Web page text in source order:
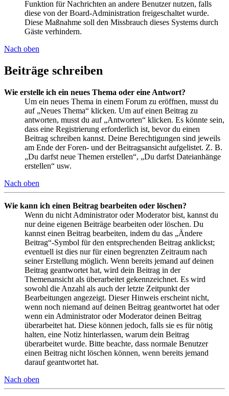
Funktion für Nachrichten an andere Benutzer nutzen, falls
diese von der Board-Administration freigeschaltet wurde.
Diese Maßnahme soll den Missbrauch dieses Systems durch
Gäste verhindern.
Nach oben
Beiträge schreiben
Wie erstelle ich ein neues Thema oder eine Antwort?
Um ein neues Thema in einem Forum zu eröffnen, musst du
auf „Neues Thema“ klicken. Um auf einen Beitrag zu
antworten, musst du auf „Antworten“ klicken. Es könnte sein,
dass eine Registrierung erforderlich ist, bevor du einen
Beitrag schreiben kannst. Deine Berechtigungen sind jeweils
am Ende der Foren- und der Beitragsansicht aufgelistet. Z. B.
„Du darfst neue Themen erstellen“, „Du darfst Dateianhänge
erstellen“ usw.
Nach oben
Wie kann ich einen Beitrag bearbeiten oder löschen?
Wenn du nicht Administrator oder Moderator bist, kannst du
nur deine eigenen Beiträge bearbeiten oder löschen. Du
kannst einen Beitrag bearbeiten, indem du das „Ändere
Beitrag“-Symbol für den entsprechenden Beitrag anklickst;
eventuell ist dies nur für einen begrenzten Zeitraum nach
seiner Erstellung möglich. Wenn bereits jemand auf deinen
Beitrag geantwortet hat, wird dein Beitrag in der
Themenansicht als überarbeitet gekennzeichnet. Es wird
sowohl die Anzahl als auch der letzte Zeitpunkt der
Bearbeitungen angezeigt. Dieser Hinweis erscheint nicht,
wenn noch niemand auf deinen Beitrag geantwortet hat oder
wenn ein Administrator oder Moderator deinen Beitrag
überarbeitet hat. Diese können jedoch, falls sie es für nötig
halten, eine Notiz hinterlassen, warum dein Beitrag
überarbeitet wurde. Bitte beachte, dass normale Benutzer
einen Beitrag nicht löschen können, wenn bereits jemand
darauf geantwortet hat.
Nach oben